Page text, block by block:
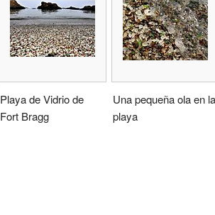
Playa de Vidrio de
Fort Bragg
Una pequeña ola en la
playa